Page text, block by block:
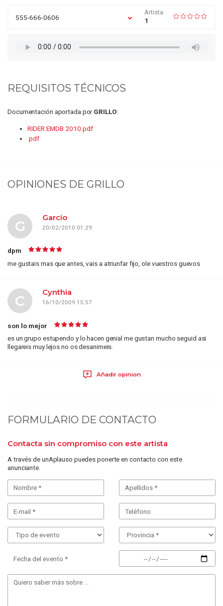
555-666-0606
Artista
1
REQUISITOS TÉCNICOS
Documentación aportada porGRILLO:
RIDER EMDB 2010.pdf
.pdf
OPINIONES DE GRILLO
Garcio
20/02/2010 01:29
G
dpm
me gustais mas que antes, vais a atriunfar fijo, ole vuestros guevos
Cynthia
16/10/2009 15:57
C
son lo mejor
es un grupo estupendo y lo hacen genial me gustan mucho seguid asi
llegareis muy lejos no os desanimeis.
Añadir opinion
FORMULARIO DE CONTACTO
Contacta sin compromiso con este artista
A través de unAplauso puedes ponerte en contacto con este
anunciante.
Fecha del evento *